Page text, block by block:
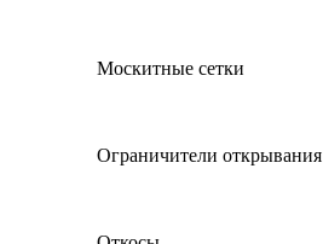
Москитные сетки
Ограничители открывания